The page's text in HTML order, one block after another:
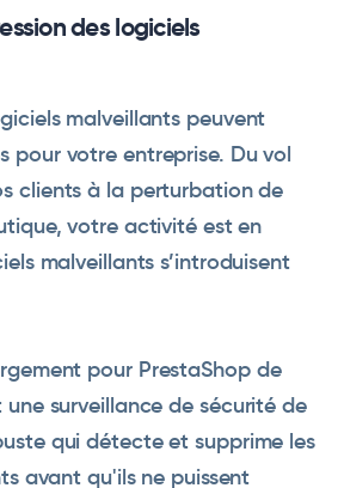
des logiciels
malveillants peuvent
pour votre entreprise. Du vol
clients à la perturbation de
votre activité est en
malveillants s’introduisent
pour PrestaShop de
surveillance de sécurité de
qui détecte et supprime les
avant qu'ils ne puissent